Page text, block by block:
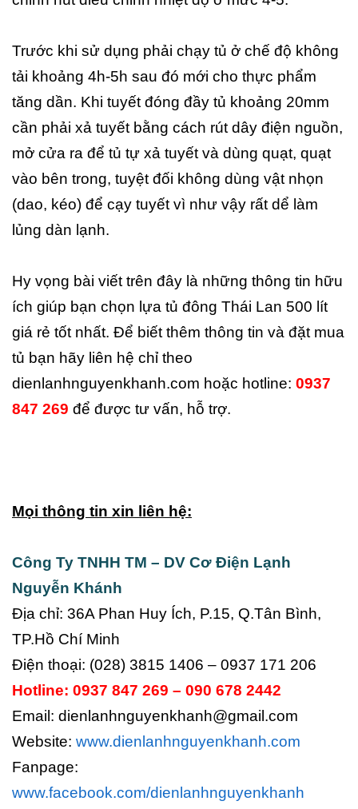
Trước khi sử dụng phải chạy tủ ở chế độ không
tải khoảng 4h-5h sau đó mới cho thực phẩm
tăng dần. Khi tuyết đóng đầy tủ khoảng 20mm
cần phải xả tuyết bằng cách rút dây điện nguồn,
mở cửa ra để tủ tự xả tuyết và dùng quạt, quạt
vào bên trong, tuyệt đối không dùng vật nhọn
(dao, kéo) để cạy tuyết vì như vậy rất dể làm
lủng dàn lạnh.
Hy vọng bài viết trên đây là những thông tin hữu
ích giúp bạn chọn lựa tủ đông Thái Lan 500 lít
giá rẻ tốt nhất. Để biết thêm thông tin và đặt mua
tủ bạn hãy liên hệ chỉ theo
dienlanhnguyenkhanh.com hoặc hotline: 0937
847 269 để được tư vấn, hỗ trợ.
Mọi thông tin xin liên hệ:
Công Ty TNHH TM – DV Cơ Điện Lạnh
Nguyễn Khánh
Địa chỉ: 36A Phan Huy Ích, P.15, Q.Tân Bình,
TP.Hồ Chí Minh
Điện thoại: (028) 3815 1406 – 0937 171 206
Hotline: 0937 847 269 – 090 678 2442
Email: dienlanhnguyenkhanh@gmail.com
Website: www.dienlanhnguyenkhanh.com
Fanpage:
www.facebook.com/dienlanhnguyenkhanh